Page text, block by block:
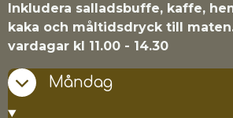
Inkludera salladsbuffe, kaffe,
kaka och måltidsdryck till
vardagar kl 11.00 - 14.30
Måndag